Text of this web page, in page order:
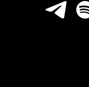
Telegram